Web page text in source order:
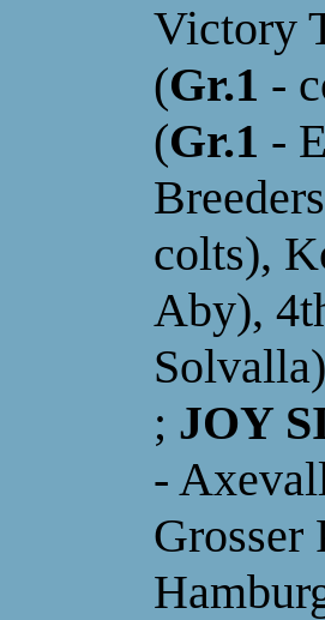
Victory
(Gr.1 -
(Gr.1 -
colts),
Aby),
; JOY
-
Grosser